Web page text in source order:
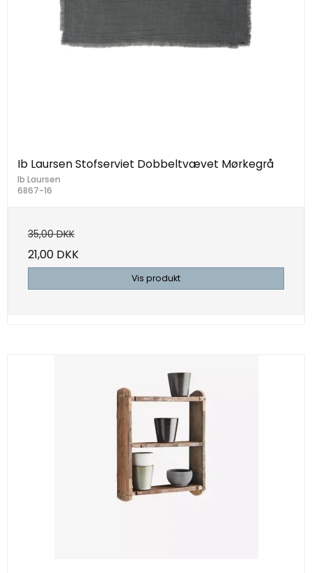
Ib Laursen Stofserviet Dobbeltvævet Mørkegrå
Ib Laursen
6867-16
35,00 DKK
21,00 DKK
Vis produkt